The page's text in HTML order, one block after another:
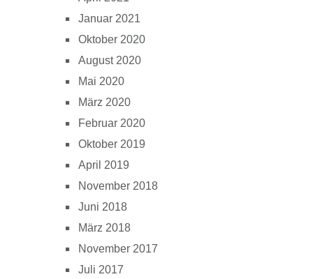
Januar 2021
Oktober 2020
August 2020
Mai 2020
März 2020
Februar 2020
Oktober 2019
April 2019
November 2018
Juni 2018
März 2018
November 2017
Juli 2017